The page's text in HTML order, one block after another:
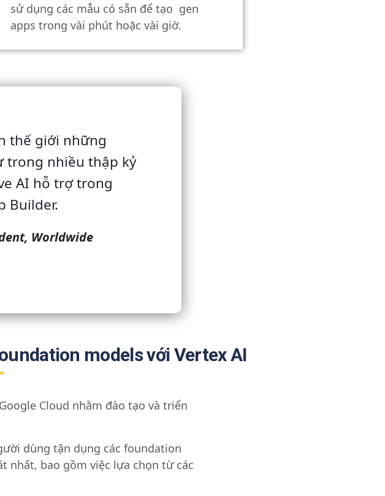
sử dụng các mẫu có sẵn để tạo gen
apps trong vài phút hoặc vài giờ.
thế giới những
trong nhiều thập kỷ
AI hỗ trợ trong
Builder.
Worldwide
models với Vertex AI
Google Cloud nhằm đào tạo và triển
dùng tận dụng các foundation
nhất, bao gồm việc lựa chọn từ các